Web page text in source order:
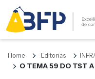
Home Editorias
O TEMA 59 DO TST A